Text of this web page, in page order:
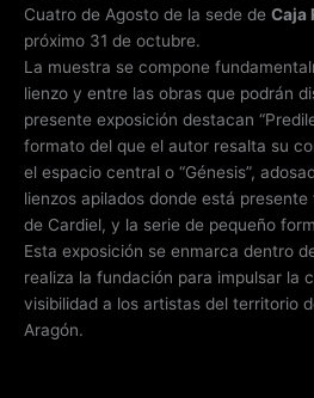
Cuatro de Agosto de la sede de Caja
próximo 31 de octubre.
La muestra se compone
lienzo y entre las obras que podrán
presente exposición destacan
formato del que el autor resalta su
el espacio central o “Génesis”,
lienzos apilados donde está
de Cardiel, y la serie de pequeño
Esta exposición se enmarca dentro
realiza la fundación para impulsar la
visibilidad a los artistas del territorio
Aragón.